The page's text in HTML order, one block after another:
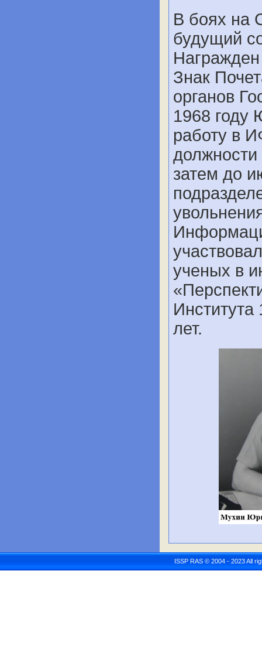
В боях на
будущий
Знак
органов
1968 году
работу в
должности
затем до
ученых в
Института
лет.
ISSP RAS © 2004 - 2023 All